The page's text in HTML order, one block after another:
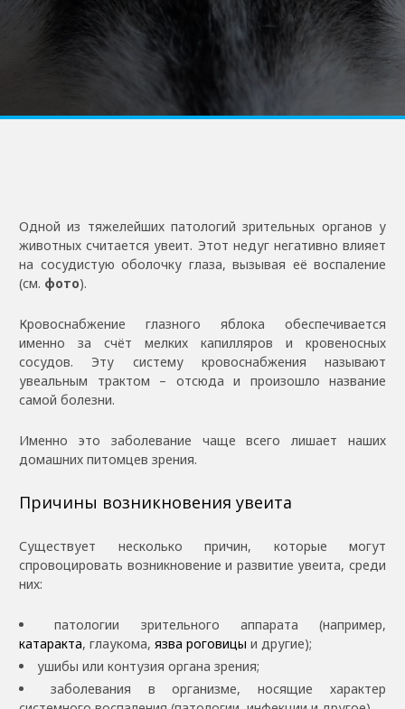
Одной из тяжелейших патологий зрительных органов у
животных считается увеит. Этот недуг негативно влияет
на сосудистую оболочку глаза, вызывая её воспаление
(см. фото).
Кровоснабжение глазного яблока обеспечивается
именно за счёт мелких капилляров и кровеносных
сосудов. Эту систему кровоснабжения называют
увеальным трактом – отсюда и произошло название
самой болезни.
Именно это заболевание чаще всего лишает наших
домашних питомцев зрения.
Причины возникновения увеита
Существует несколько причин, которые могут
спровоцировать возникновение и развитие увеита, среди
них:
патологии зрительного аппарата (например,
катаракта, глаукома, язва роговицы и другие);
ушибы или контузия органа зрения;
заболевания в организме, носящие характер